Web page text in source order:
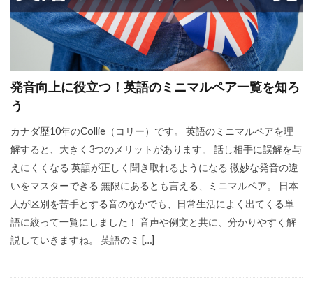
発音向上に役立つ！英語のミニマルペア一覧を知ろ
う
カナダ歴10年のCollie（コリー）です。 英語のミニマルペアを理
解すると、大きく3つのメリットがあります。 話し相手に誤解を与
えにくくなる 英語が正しく聞き取れるようになる 微妙な発音の違
いをマスターできる 無限にあるとも言える、ミニマルペア。 日本
人が区別を苦手とする音のなかでも、日常生活によく出てくる単
語に絞って一覧にしました！ 音声や例文と共に、分かりやすく解
説していきますね。 英語のミ […]